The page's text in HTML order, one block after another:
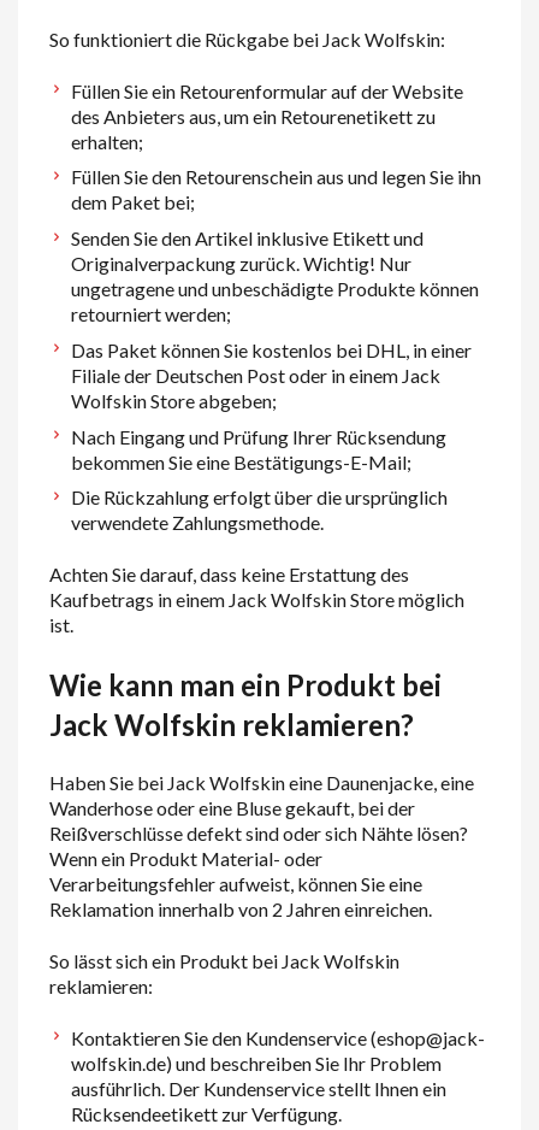
So funktioniert die Rückgabe bei Jack Wolfskin:
Füllen Sie ein Retourenformular auf der Website
des Anbieters aus, um ein Retourenetikett zu
erhalten;
Füllen Sie den Retourenschein aus und legen Sie ihn
dem Paket bei;
Senden Sie den Artikel inklusive Etikett und
Originalverpackung zurück. Wichtig! Nur
ungetragene und unbeschädigte Produkte können
retourniert werden;
Das Paket können Sie kostenlos bei DHL, in einer
Filiale der Deutschen Post oder in einem Jack
Wolfskin Store abgeben;
Nach Eingang und Prüfung Ihrer Rücksendung
bekommen Sie eine Bestätigungs-E-Mail;
Die Rückzahlung erfolgt über die ursprünglich
verwendete Zahlungsmethode.
Achten Sie darauf, dass keine Erstattung des
Kaufbetrags in einem Jack Wolfskin Store möglich
ist.
Wie kann man ein Produkt bei
Jack Wolfskin reklamieren?
Haben Sie bei Jack Wolfskin eine Daunenjacke, eine
Wanderhose oder eine Bluse gekauft, bei der
Reißverschlüsse defekt sind oder sich Nähte lösen?
Wenn ein Produkt Material- oder
Verarbeitungsfehler aufweist, können Sie eine
Reklamation innerhalb von 2 Jahren einreichen.
So lässt sich ein Produkt bei Jack Wolfskin
reklamieren:
Kontaktieren Sie den Kundenservice (eshop@jack-
wolfskin.de) und beschreiben Sie Ihr Problem
ausführlich. Der Kundenservice stellt Ihnen ein
Rücksendeetikett zur Verfügung.